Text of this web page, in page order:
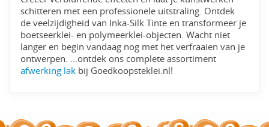
schitteren met een professionele uitstraling. Ontdek
de veelzijdigheid van Inka-Silk Tinte en transformeer je
boetseerklei- en polymeerklei-objecten. Wacht niet
langer en begin vandaag nog met het verfraaien van je
ontwerpen. ...ontdek ons complete assortiment
afwerking lak bij Goedkoopsteklei.nl!